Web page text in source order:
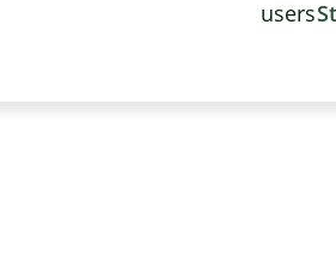
users